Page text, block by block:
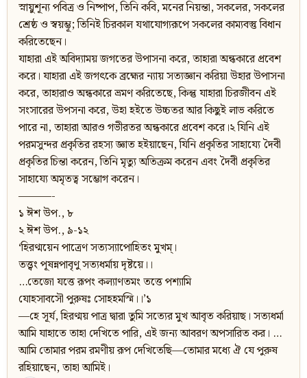
স্নায়ুশূন্য পবিত্র ও নিষ্পাপ, তিনি কবি, মনের নিয়ন্তা, সকলের, সকলের
শ্রেষ্ঠ ও স্বয়ম্ভূ; তিনিই চিরকাল যথাযোগ্যরূপে সকলের কাম্যবস্তু বিধান
করিতেছেন।
যাহারা এই অবিদ্যাময় জগতের উপাসনা করে, তাহারা অন্ধকারে প্রবেশ
করে। যাহারা এই জগৎকে ব্রহ্মের ন্যায় সত্যজ্ঞান করিয়া উহার উপাসনা
করে, তাহারাও অন্ধকারে ভ্রমণ করিতেছে, কিন্তু যাহারা চিরজীবন এই
সংসারের উপসনা করে, উহা হইতে উচ্চতর আর কিছুই লাভ করিতে
পারে না, তাহারা আরও গভীরতর অন্ধকারে প্রবেশ করে।২ যিনি এই
পরমসুন্দর প্রকৃতির রহস্য জ্ঞাত হইয়াছেন, যিনি প্রকৃতির সাহায্যে দৈবী
প্রকৃতির চিন্তা করেন, তিনি মৃত্যু অতিক্রম করেন এবং দৈবী প্রকৃতির
সাহায্যে অমৃতত্ব সম্ভোগ করেন।
———-
১ ঈশ উপ., ৮
২ ঈশ উপ., ৯-১২
‘হিরণ্ময়েন পাত্রেণ সত্যস্যাপোহিতং মুখম্।
তত্ত্বং পূষন্নপাবৃণু সত্যধর্মায় দৃষ্টয়ে।।
…তেজো যত্তে রূপং কল্যাণতমং তত্তে পশ্যামি
যোহসাবসৌ পুরুষঃ সোহহমস্মি।।’১
—হে সূর্য, হিরণ্ময় পাত্র দ্বারা তুমি সত্যের মুখ আবৃত করিয়াছ। সত্যধর্মা
আমি যাহাতে তাহা দেখিতে পারি, এই জন্য আবরণ অপসারিত কর। …
আমি তোমার পরম রমণীয় রূপ দেখিতেছি—তোমার মধ্যে ঐ যে পুরুষ
রহিয়াছেন, তাহা আমিই।